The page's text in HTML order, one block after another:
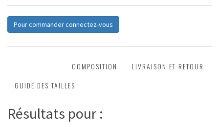
Pour commander connectez-vous
COMPOSITION
LIVRAISON ET RETOUR
GUIDE DES TAILLES
Résultats pour :